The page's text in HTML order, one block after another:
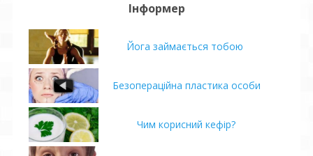
Інформер
Йога займається тобою
Безопераційна пластика особи
Чим корисний кефір?